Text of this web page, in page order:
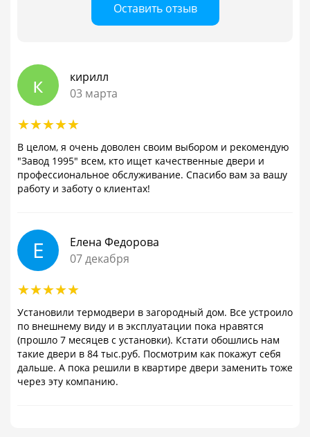
Оставить отзыв
к
кирилл
03 марта
В целом, я очень доволен своим выбором и рекомендую
"Завод 1995" всем, кто ищет качественные двери и
профессиональное обслуживание. Спасибо вам за вашу
работу и заботу о клиентах!
Е
Елена Федорова
07 декабря
Установили термодвери в загородный дом. Все устроило
по внешнему виду и в эксплуатации пока нравятся
(прошло 7 месяцев с установки). Кстати обошлись нам
такие двери в 84 тыс.руб. Посмотрим как покажут себя
дальше. А пока решили в квартире двери заменить тоже
через эту компанию.